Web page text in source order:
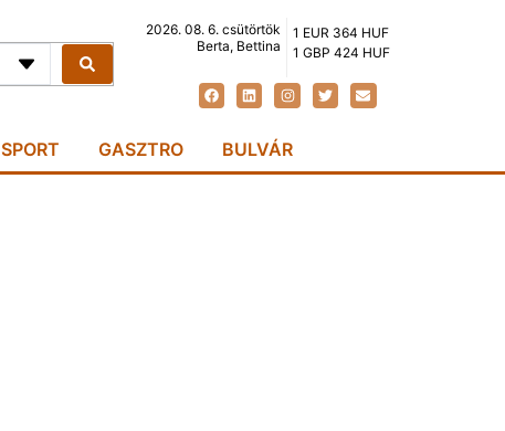
2026. 08. 6. csütörtök
Berta, Bettina
1 EUR 364 HUF
1 GBP 424 HUF
SPORT GASZTRO BULVÁR